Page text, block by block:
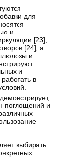
для
и
[23],
[24], а
и
и
в
поглощений и
выбирать